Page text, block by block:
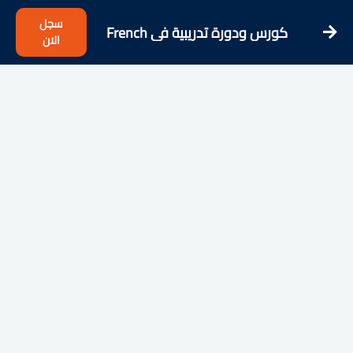
كورس ودورة تدريبية فى French
Listening Comprehension for
Absolute Beginners
سجل
الان